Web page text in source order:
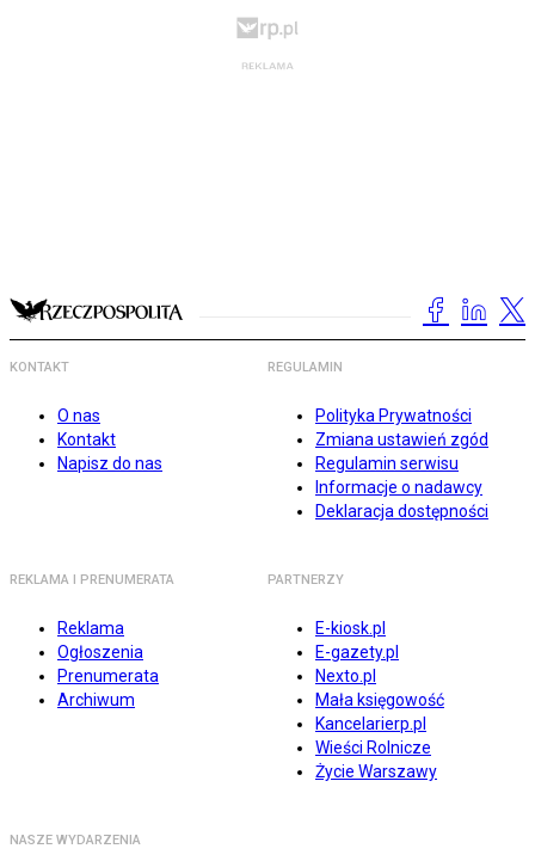
KONTAKT
O nas
Kontakt
Napisz do nas
REGULAMIN
Polityka Prywatności
Zmiana ustawień zgód
Regulamin serwisu
Informacje o nadawcy
Deklaracja dostępności
REKLAMA I PRENUMERATA
Reklama
Ogłoszenia
Prenumerata
Archiwum
PARTNERZY
E-kiosk.pl
E-gazety.pl
Nexto.pl
Mała księgowość
Kancelarierp.pl
Wieści Rolnicze
Życie Warszawy
NASZE WYDARZENIA